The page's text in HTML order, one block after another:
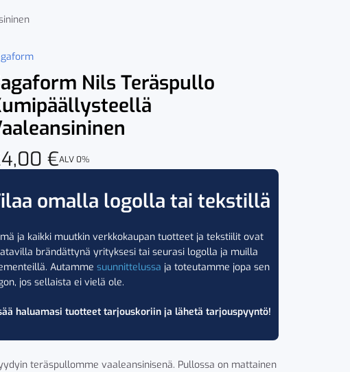
Nils Teräspullo
€ALV 0%
omalla logolla tai tekstillä
ja kaikki muutkin verkkokaupan tuotteet ja tekstiilit ovat
brändättynä yrityksesi tai seurasi logolla ja muilla
Autammesuunnittelussa ja toteutamme jopa sen
jos sellaista ei vielä ole.
haluamasi tuotteet tarjouskoriin ja lähetä tarjouspyyntö!
teräspullomme vaaleansinisenä. Pullossa on mattainen